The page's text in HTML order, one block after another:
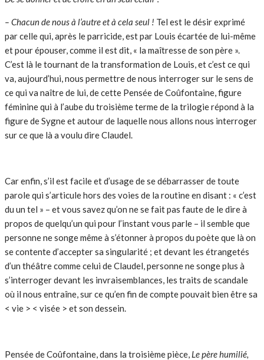
– Chacun de nous à l’autre et à cela seul ! Tel est le désir exprimé
par celle qui, après le parricide, est par Louis écartée de lui-même
et pour épouser, comme il est dit, « la maîtresse de son père ».
C’est là le tournant de la transformation de Louis, et c’est ce qui
va, aujourd’hui, nous permettre de nous interroger sur le sens de
ce qui va naître de lui, de cette Pensée de Coûfontaine, figure
féminine qui à l’aube du troisième terme de la trilogie répond à la
figure de Sygne et autour de laquelle nous allons nous interroger
sur ce que là a voulu dire Claudel.
Car enfin, s’il est facile et d’usage de se débarrasser de toute
parole qui s’articule hors des voies de la routine en disant : « c’est
du un tel » – et vous savez qu’on ne se fait pas faute de le dire à
propos de quelqu’un qui pour l’instant vous parle – il semble que
personne ne songe même à s’étonner à propos du poète que là on
se contente d’accepter sa singularité ; et devant les étrangetés
d’un théâtre comme celui de Claudel, personne ne songe plus à
s’interroger devant les invraisemblances, les traits de scandale
où il nous entraîne, sur ce qu’en fin de compte pouvait bien être sa
< vie > < visée > et son dessein.
Pensée de Coûfontaine, dans la troisième pièce, Le père humilié,